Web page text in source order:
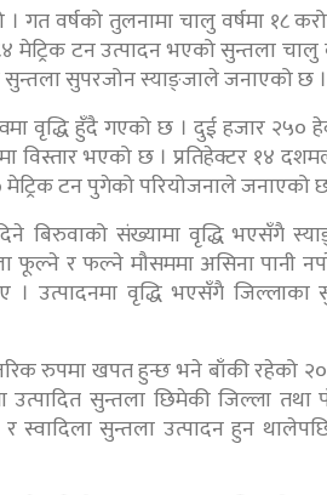
गत वर्षको तुलनामा चालु वर्षमा १८
टन उत्पादन भएको सुन्तला चालु
सुन्तला सुपरजोन स्याङ्जाले जनाएको छ ।
वृद्धि हुँदै गएको छ । दुई हजार २५०
विस्तार भएको छ । प्रतिहेक्टर १४
टन पुगेको परियोजनाले जनाएको
बिरुवाको संख्यामा वृद्धि भएसँगै
फूल्ने र फल्ने मौसममा असिना पानी
। उत्पादनमा वृद्धि भएसँगै जिल्लाका
रुपमा खपत हुन्छ भने बाँकी रहेको
उत्पादित सुन्तला छिमेकी जिल्ला तथा
स्वादिला सुन्तला उत्पादन हुन